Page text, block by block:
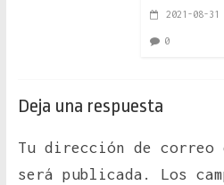
2021-08-31
0
Deja una respuesta
Tu dirección de correo
será publicada.
Los